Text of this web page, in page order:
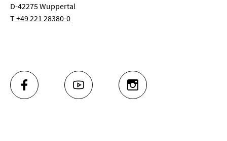
D-42275 Wuppertal
T+49 221 28380-0
FACEBOOK YOUTUBE INSTAGRAM